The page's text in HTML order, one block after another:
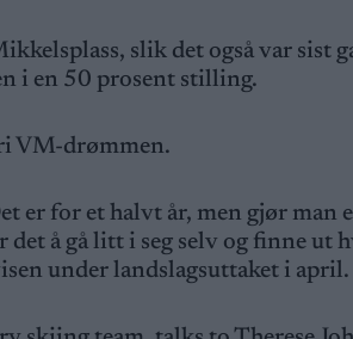
slik det også var sist
i en 50 prosent stilling.
VM-drømmen.
er for et halvt år, men gjør man
det å gå litt i seg selv og finne ut
under landslagsuttaket i april.